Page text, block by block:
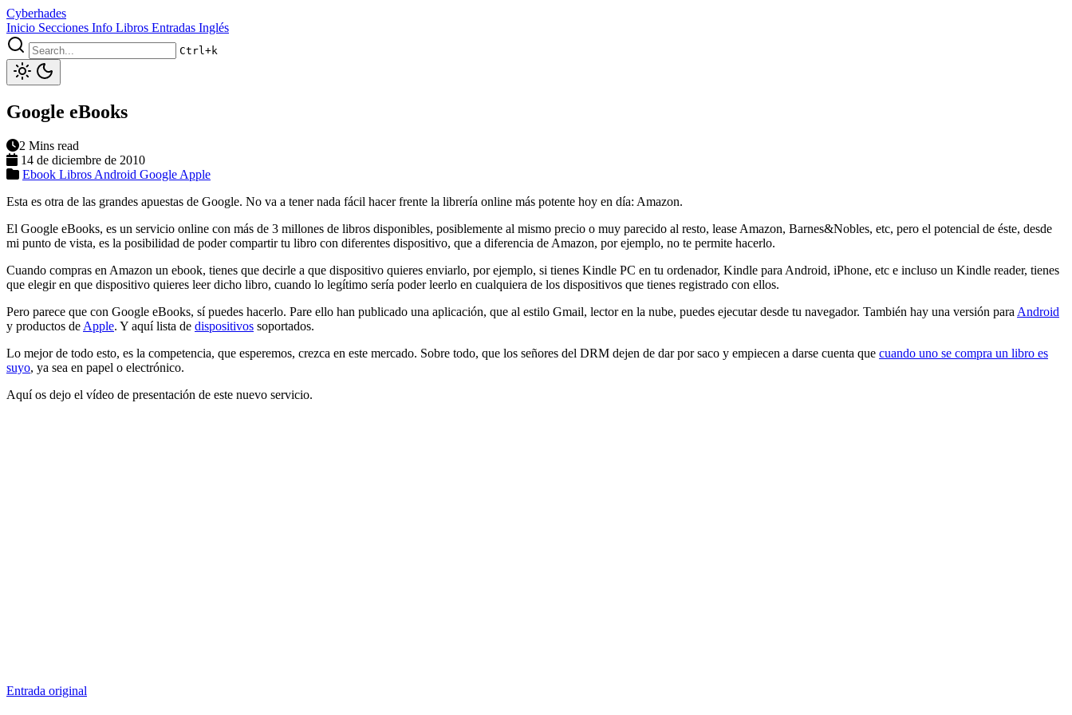
Cyberhades
Inicio Secciones Info Libros Entradas Inglés
Ctrl+k
Google eBooks
2 Mins read
14 de diciembre de 2010
Ebook Libros Android Google Apple
Esta es otra de las grandes apuestas de Google. No va a tener nada fácil hacer frente la librería online más potente hoy en día: Amazon.
El Google eBooks, es un servicio online con más de 3 millones de libros disponibles, posiblemente al mismo precio o muy parecido al resto, lease Amazon, Barnes&Nobles, etc, pero el potencial de éste, desde
mi punto de vista, es la posibilidad de poder compartir tu libro con diferentes dispositivo, que a diferencia de Amazon, por ejemplo, no te permite hacerlo.
Cuando compras en Amazon un ebook, tienes que decirle a que dispositivo quieres enviarlo, por ejemplo, si tienes Kindle PC en tu ordenador, Kindle para Android, iPhone, etc e incluso un Kindle reader, tienes
que elegir en que dispositivo quieres leer dicho libro, cuando lo legítimo sería poder leerlo en cualquiera de los dispositivos que tienes registrado con ellos.
Pero parece que con Google eBooks, sí puedes hacerlo. Pare ello han publicado una aplicación, que al estilo Gmail, lector en la nube, puedes ejecutar desde tu navegador. También hay una versión para Android
y productos de Apple. Y aquí lista de dispositivos soportados.
Lo mejor de todo esto, es la competencia, que esperemos, crezca en este mercado. Sobre todo, que los señores del DRM dejen de dar por saco y empiecen a darse cuenta que cuando uno se compra un libro es
suyo, ya sea en papel o electrónico.
Aquí os dejo el vídeo de presentación de este nuevo servicio.
Entrada original